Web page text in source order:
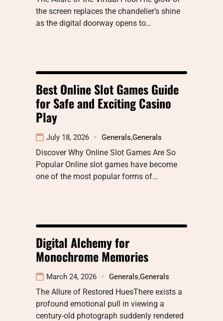
the screen replaces the chandelier’s shine
as the digital doorway opens to…
Best Online Slot Games Guide
for Safe and Exciting Casino
Play
July 18, 2026 Generals,Generals
Discover Why Online Slot Games Are So
Popular Online slot games have become
one of the most popular forms of…
Digital Alchemy for
Monochrome Memories
March 24, 2026 Generals,Generals
The Allure of Restored HuesThere exists a
profound emotional pull in viewing a
century-old photograph suddenly rendered